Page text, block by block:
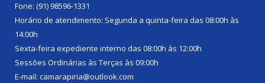
Fone: (91) 98596-1331
Horário de atendimento: Segunda a quinta-feira das 08:00h às
14:00h
Sexta-feira expediente interno das 08:00h às 12:00h
Sessões Ordinárias às Terças às 09:00h
E-mail: camarapiria@outlook.com